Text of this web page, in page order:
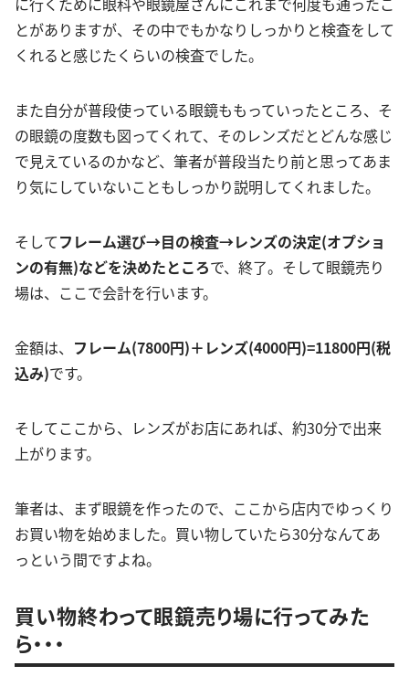
とがありますが、その中でもかなりしっかりと検査をして
くれると感じたくらいの検査でした。
また自分が普段使っている眼鏡ももっていったところ、そ
の眼鏡の度数も図ってくれて、そのレンズだとどんな感じ
で見えているのかなど、筆者が普段当たり前と思ってあま
り気にしていないこともしっかり説明してくれました。
そしてフレーム選び→目の検査→レンズの決定(オプショ
ンの有無)などを決めたところで、終了。そして眼鏡売り
場は、ここで会計を行います。
金額は、 フレーム(7800円)＋レンズ(4000円)=11800円(税
込み)です。
そしてここから、レンズがお店にあれば、約30分で出来
上がります。
筆者は、まず眼鏡を作ったので、ここから店内でゆっくり
お買い物を始めました。買い物していたら30分なんてあ
っという間ですよね。
買い物終わって眼鏡売り場に行ってみた
ら・・・